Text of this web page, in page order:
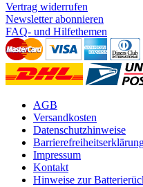
Vertrag widerrufen
Newsletter abonnieren
FAQ- und Hilfethemen
AGB
Versandkosten
Datenschutzhinweise
Impressum
Kontakt
Hinweise zur